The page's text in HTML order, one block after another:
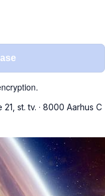
st. tv. · 8000 Aarhus C